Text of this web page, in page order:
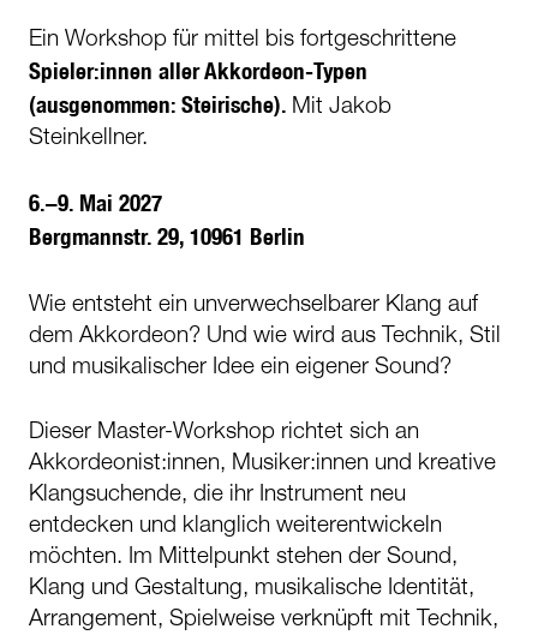
Ein Workshop für mittel bis fortgeschrittene
Spieler:innen aller Akkordeon-Typen
(ausgenommen: Steirische). Mit Jakob
Steinkellner.
6.–9. Mai 2027
Bergmannstr. 29, 10961 Berlin
Wie entsteht ein unverwechselbarer Klang auf
dem Akkordeon? Und wie wird aus Technik, Stil
und musikalischer Idee ein eigener Sound?
Dieser Master-Workshop richtet sich an
Akkordeonist:innen, Musiker:innen und kreative
Klangsuchende, die ihr Instrument neu
entdecken und klanglich weiterentwickeln
möchten. Im Mittelpunkt stehen der Sound,
Klang und Gestaltung, musikalische Identität,
Arrangement, Spielweise verknüpft mit Technik,